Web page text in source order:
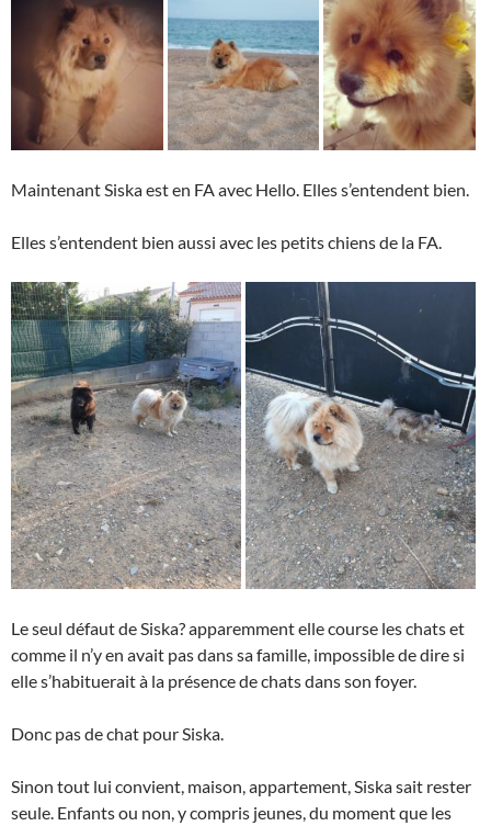
Maintenant Siska est en FA avec Hello. Elles s’entendent bien.
Elles s’entendent bien aussi avec les petits chiens de la FA.
Le seul défaut de Siska? apparemment elle course les chats et
comme il n’y en avait pas dans sa famille, impossible de dire si
elle s’habituerait à la présence de chats dans son foyer.
Donc pas de chat pour Siska.
Sinon tout lui convient, maison, appartement, Siska sait rester
seule. Enfants ou non, y compris jeunes, du moment que les